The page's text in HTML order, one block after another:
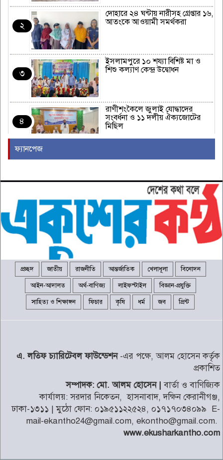
২
দোহারে ২৪ ঘন্টায় নারীসহ গ্রেপ্তার ১৬,
আতংকে আওয়ামী সমর্থকরা
৩
ইসলামপুরে ১০ শয্যা বিশিষ্ট মা ও
শিশু কল্যাণ কেন্দ্র উদ্বোধন
৪
রাণীশংকৈলে জুলাই যোদ্ধাদের
সংবর্ধনা ও ১১ দলীয় ঐক্যজোটের
মিছিল
৬
শ্রীনগরে বিএনপির উদ্যোগে
গনঅভ্যুত্থান দিবস উদযাপন
৭
সিগারেট জব্দ, গ্রেপ্তার ২
খালেদা জিয়ার বিরুদ্ধে মিথ্যা সাক্ষী
দেওয়া সাবেক যুগ্ম সচিব জগলুল
৯
জনের মৃত্যু
১০
জুলাই স্মৃতি জাদুঘর গণতান্ত্রিক
আন্দোলনের প্রতিচ্ছবি: প্রধানমন্ত্রী
ফ্যানপেজ
প্রচ্ছদ জাতীয় রাজনীতি আন্তর্জাতিক খেলাধূলা বিনোদন
আইন-আদালত অর্থ-বাণিজ্য লাইফস্টাইল বিজ্ঞান-প্রযুক্তি
সাহিত্য ও শিক্ষাঙ্গন ফিচার কৃষি ধর্ম জব প্রিন্ট
এ. লতিফ চ্যারিটেবল ফাউন্ডেশন-এর পক্ষে, আলম হোসেন কর্তৃক
প্রকাশিত
সম্পাদক: মো. আলম হোসেন |বার্তা ও বাণিজ্যিক
কার্যালয়: সরদার নিকেতন, হাসনাবাদ, দক্ষিন কেরানীগঞ্জ,
ঢাকা-১৩১১ | মুঠো ফোন: ০১৯৫১১২২৫২৪, ০১৭১৭০৩৪০৯৯ E-
mail-ekantho24@gmail.com, ekontho@gmail.com.
www.ekusharkantho.com